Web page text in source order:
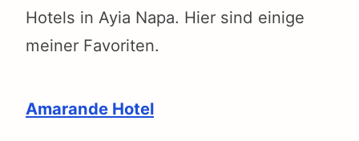
Hotels in Ayia Napa. Hier sind einige
meiner Favoriten.
Amarande Hotel